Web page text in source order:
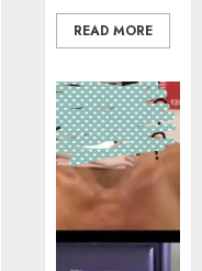
READ MORE